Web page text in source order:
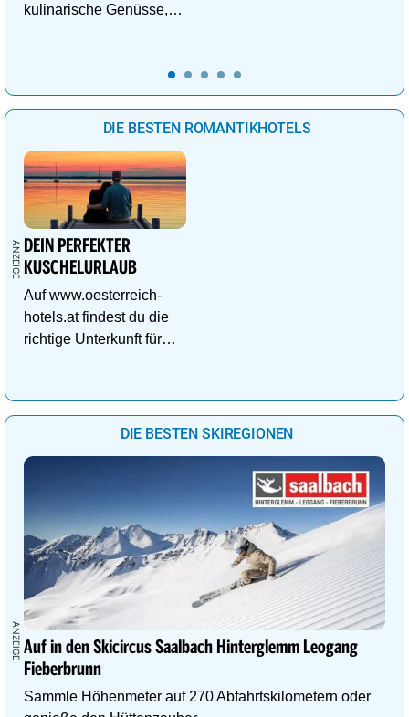
kulinarische Genüsse,
DIE BESTEN ROMANTIKHOTELS
DEIN PERFEKTER
KUSCHELURLAUB
Auf www.oesterreich-
hotels.at findest du die
richtige Unterkunft für
DIE BESTEN SKIREGIONEN
Auf in den Skicircus Saalbach Hinterglemm Leogang
Fieberbrunn
Sammle Höhenmeter auf 270 Abfahrtskilometern oder